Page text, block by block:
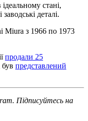
стані,
деталі.
Miura з 1966 по 1973
продали 25
представлений
Підписуйтесь на